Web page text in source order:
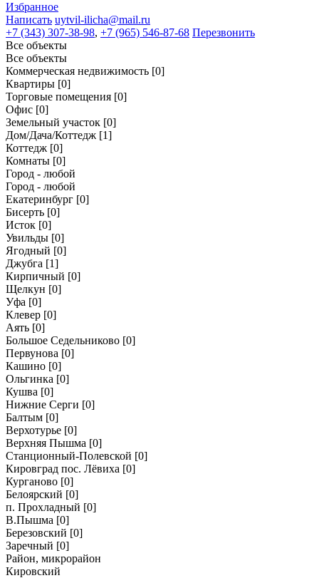
Избранное
Написать uytvil-ilicha@mail.ru
+7 (343) 307-38-98, +7 (965) 546-87-68 Перезвонить
Все объекты
Все объекты
Коммерческая недвижимость [0]
Квартиры [0]
Торговые помещения [0]
Офис [0]
Земельный участок [0]
Дом/Дача/Коттедж [1]
Коттедж [0]
Комнаты [0]
Город - любой
Город - любой
Екатеринбург [0]
Бисерть [0]
Исток [0]
Увильды [0]
Ягодный [0]
Джубга [1]
Кирпичный [0]
Щелкун [0]
Уфа [0]
Клевер [0]
Аять [0]
Большое Седельниково [0]
Первунова [0]
Кашино [0]
Ольгинка [0]
Кушва [0]
Нижние Серги [0]
Балтым [0]
Верхотурье [0]
Верхняя Пышма [0]
Станционный-Полевской [0]
Кировград пос. Лёвиха [0]
Курганово [0]
Белоярский [0]
п. Прохладный [0]
В.Пышма [0]
Березовский [0]
Заречный [0]
Район, микрорайон
Кировский